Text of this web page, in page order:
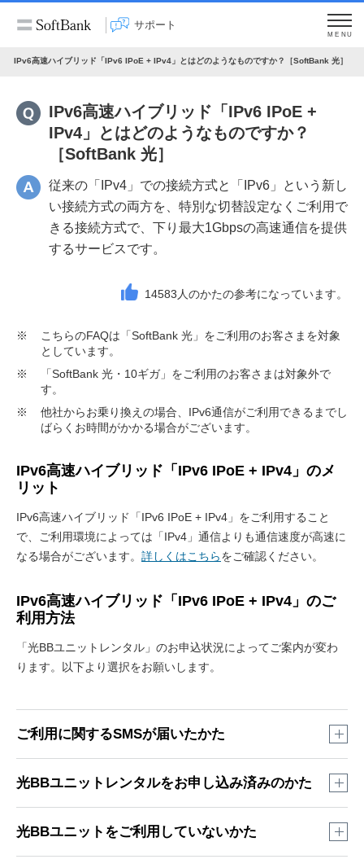
サポート
MENU
IPv6高速ハイブリッド「IPv6 IPoE + IPv4」とはどのようなものですか？［SoftBank 光］
IPv6高速ハイブリッド「IPv6 IPoE +
IPv4」とはどのようなものですか？
［SoftBank 光］
従来の「IPv4」での接続方式と「IPv6」という新し
い接続方式の両方を、特別な切替設定なくご利用で
きる接続方式で、下り最大1Gbpsの高速通信を提供
するサービスです。
14583 人のかたの参考になっています。
※
こちらのFAQは「SoftBank 光」をご利用のお客さまを対象
としています。
※
「SoftBank 光・10ギガ」をご利用のお客さまは対象外で
す。
※
他社からお乗り換えの場合、IPv6通信がご利用できるまでし
ばらくお時間がかかる場合がございます。
IPv6高速ハイブリッド「IPv6 IPoE + IPv4」のメ
リット
IPv6高速ハイブリッド「IPv6 IPoE + IPv4」をご利用すること
で、ご利用環境によっては「IPv4」通信よりも通信速度が高速に
なる場合がございます。 詳しくはこちらをご確認ください。
IPv6高速ハイブリッド「IPv6 IPoE + IPv4」のご
利用方法
「光BBユニットレンタル」のお申込状況によってご案内が変わ
ります。以下より選択をお願いします。
ご利用に関するSMSが届いたかた
「「SoftBank 光」インターネット設定変更に関するご案内」
「機器の設定作業」をご案内している場合
IPv6パケットフィルタの設定変更が必要です。詳しい設定方
光BBユニットレンタルをお申し込み済みのかた
「光BBユニットレンタル」をお申し込み済みのかたは特別な
光BBユニットをご利用していないかた